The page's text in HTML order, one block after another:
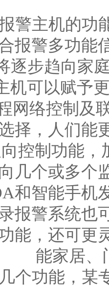
警主机的功
报警多功能
逐步趋向家
机可以赋予
网络控制及
择，人们能
控制功能
几个或多个
和智能手机
报警系统也
能，还可更
能家居、
个功能，某